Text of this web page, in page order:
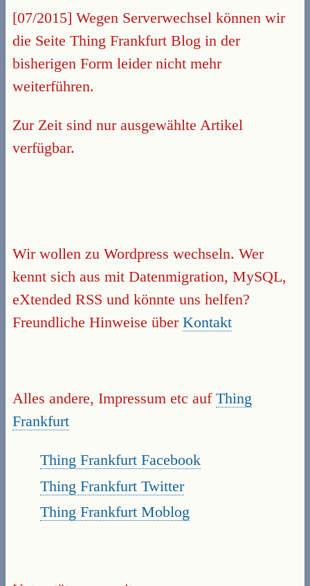
[07/2015] Wegen Serverwechsel können wir
die Seite Thing Frankfurt Blog in der
bisherigen Form leider nicht mehr
weiterführen.
Zur Zeit sind nur ausgewählte Artikel
verfügbar.
Wir wollen zu Wordpress wechseln. Wer
kennt sich aus mit Datenmigration, MySQL,
eXtended RSS und könnte uns helfen?
Freundliche Hinweise über Kontakt
Alles andere, Impressum etc auf Thing
Frankfurt
Thing Frankfurt Facebook
Thing Frankfurt Twitter
Thing Frankfurt Moblog